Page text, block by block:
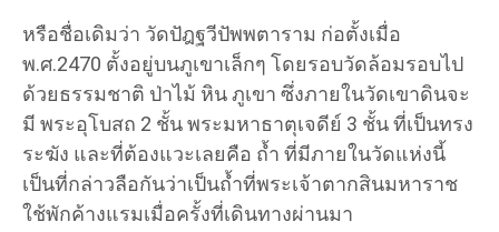
หรือชื่อเดิมว่า วัดปัฎฐวีปัพพตาราม ก่อตั้งเมื่อ
พ.ศ.2470 ตั้งอยู่บนภูเขาเล็กๆ โดยรอบวัดล้อมรอบไป
ด้วยธรรมชาติ ป่าไม้ หิน ภูเขา ซึ่งภายในวัดเขาดินจะ
มี พระอุโบสถ 2 ชั้น พระมหาธาตุเจดีย์ 3 ชั้น ที่เป็นทรง
ระฆัง และที่ต้องแวะเลยคือ ถ้ำ ที่มีภายในวัดแห่งนี้
เป็นที่กล่าวลือกันว่าเป็นถ้ำที่พระเจ้าตากสินมหาราช
ใช้พักค้างแรมเมื่อครั้งที่เดินทางผ่านมา